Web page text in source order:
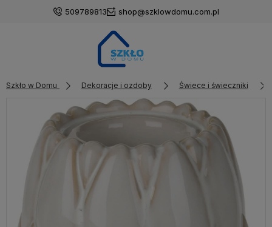
509789813 shop@szklowdomu.com.pl
Szkło w Domu Dekoracje i ozdoby Świece i świeczniki